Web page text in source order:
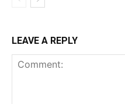
LEAVE A REPLY